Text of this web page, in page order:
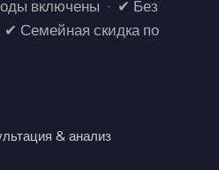
включены · ✔ Без
Семейная скидка по
& анализ